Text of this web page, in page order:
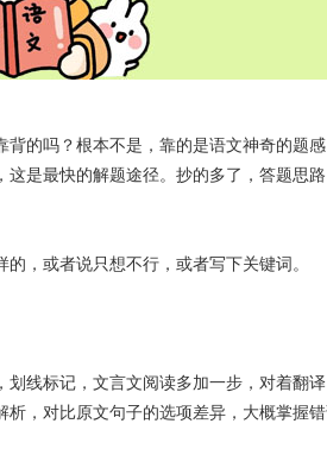
的吗？根本不是，靠的是语文神奇的题
是最快的解题途径。抄的多了，答题思
，或者说只想不行，或者写下关键词。
线标记，文言文阅读多加一步，对着翻
，对比原文句子的选项差异，大概掌握